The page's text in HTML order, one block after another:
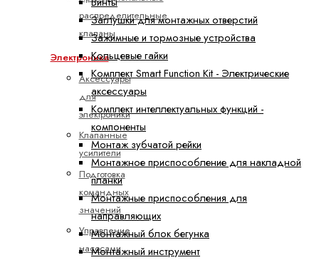
распределительные
клапаны
Электроника
Аксессуары
для
электроники
Клапанные
усилители
Подготовка
командных
значений
Управление
насосами
Заглушки для монтажных отверстий
Зажимные и тормозные устройства
Кольцевые гайки
Комплект Smart Function Kit - Электрические
аксессуары
Комплект интеллектуальных функций -
компоненты
Монтаж зубчатой рейки
Монтажное приспособление для накладной
планки
Монтажные приспособления для
направляющих
Монтажный блок бегунка
Монтажный инструмент